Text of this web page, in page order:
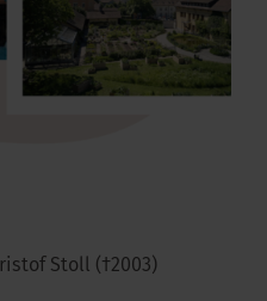
Stoll (†2003)